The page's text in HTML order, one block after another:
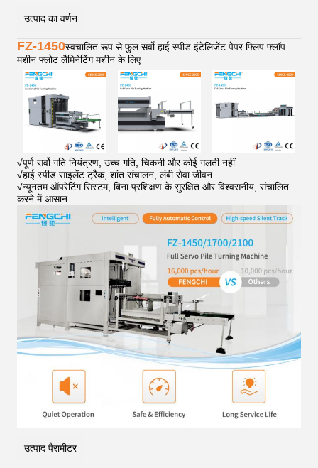
उत्पाद का वर्णन
FZ-1450स्वचालित रूप से फुल सर्वो हाई स्पीड इंटेलिजेंट पेपर फ्लिप फ्लॉप
मशीन फ्लोट लैमिनेटिंग मशीन के लिए
√पूर्ण सर्वो गति नियंत्रण, उच्च गति, चिकनी और कोई गलती नहीं
√हाई स्पीड साइलेंट ट्रैक, शांत संचालन, लंबी सेवा जीवन
√न्यूनतम ऑपरेटिंग सिस्टम, बिना प्रशिक्षण के सुरक्षित और विश्वसनीय, संचालित
करने में आसान
उत्पाद पैरामीटर